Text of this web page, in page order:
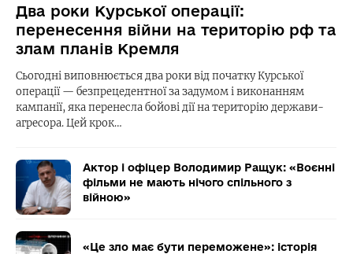
Два роки Курської операції:
перенесення війни на територію рф та
злам планів Кремля
Сьогодні виповнюється два роки від початку Курської
операції — безпрецедентної за задумом і виконанням
кампанії, яка перенесла бойові дії на територію держави-
агресора. Цей крок…
Актор і офіцер Володимир Ращук: «Воєнні
фільми не мають нічого спільного з
війною»
«Це зло має бути переможене»: історія